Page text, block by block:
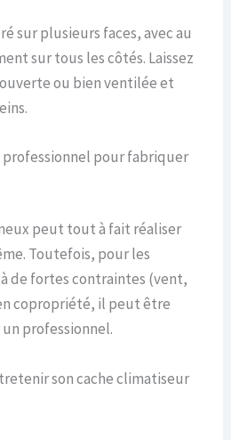
sur plusieurs faces, avec au
sur tous les côtés. Laissez
ou bien ventilée et
pour fabriquer
peut tout à fait réaliser
Toutefois, pour les
de fortes contraintes (vent,
copropriété, il peut être
professionnel.
son cache climatiseur